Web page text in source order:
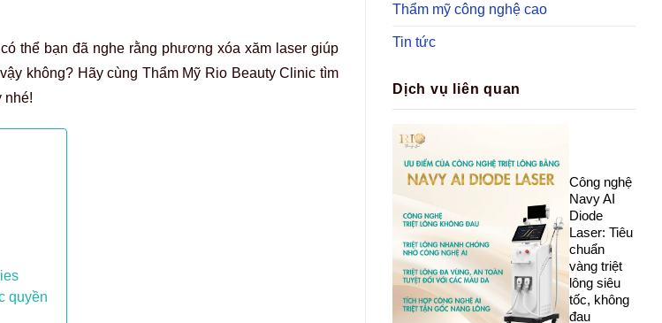
thể bạn đã nghe rằng phương xóa xăm laser giúp
không? Hãy cùng Thẩm Mỹ Rio Beauty Clinic tìm
nhé!
quyền
Thẩm mỹ công nghệ cao
Tin tức
Dịch vụ liên quan
Công nghệ
Navy AI
Diode
Laser: Tiêu
chuẩn
vàng triệt
lông siêu
tốc, không
đau